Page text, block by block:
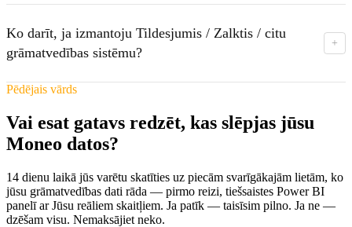
gan mēs labi sadarbojamies ar ikvienu, kas kārto jūsu
grāmatvedību.)
Ko darīt, ja izmantoju Tildesjumis / Zalktis / citu
grāmatvedības sistēmu?
Lūdzu, sazinieties ar mums — atradīsim risinājumu arī ar
+
Pēdējais vārds
Vai esat gatavs redzēt, kas slēpjas jūsu
Moneo datos?
14 dienu laikā jūs varētu skatīties uz piecām svarīgākajām lietām, ko
jūsu grāmatvedības dati rāda — pirmo reizi, tiešsaistes Power BI
panelī ar Jūsu reāliem skaitļiem. Ja patīk — taisīsim pilno. Ja ne —
dzēšam visu. Nemaksājiet neko.